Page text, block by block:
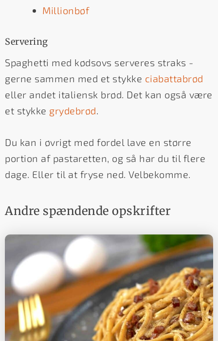
Millionbøf
Servering
Spaghetti med kødsovs serveres straks -
gerne sammen med et stykke ciabattabrød
eller andet italiensk brød. Det kan også være
et stykke grydebrød.
Du kan i øvrigt med fordel lave en større
portion af pastaretten, og så har du til flere
dage. Eller til at fryse ned. Velbekomme.
Andre spændende opskrifter